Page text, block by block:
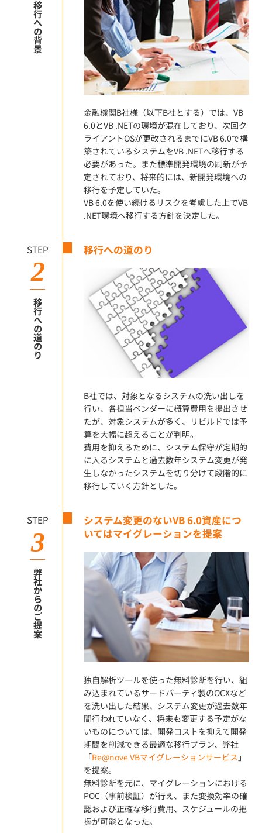
移行への背景
金融機関B社様（以下B社とする）では、VB
6.0とVB .NETの環境が混在しており、次回ク
ライアントOSが更改されるまでにVB 6.0で構
築されているシステムをVB .NETへ移行する
必要があった。また標準開発環境の刷新が予
定されており、将来的には、新開発環境への
移行を予定していた。
VB 6.0を使い続けるリスクを考慮した上でVB
.NET環境へ移行する方針を決定した。
STEP
2
移行への道のり
移行への道のり
B社では、対象となるシステムの洗い出しを
行い、各担当ベンダーに概算費用を提出させ
たが、対象システムが多く、リビルドでは予
算を大幅に超えることが判明。
費用を抑えるために、システム保守が定期的
に入るシステムと過去数年システム変更が発
生しなかったシステムを切り分けて段階的に
移行していく方針とした。
STEP
3
弊社からのご提案
システム変更のないVB 6.0資産につ
いてはマイグレーションを提案
独自解析ツールを使った無料診断を行い、組
み込まれているサードパーティ製のOCXなど
を洗い出した結果、システム変更が過去数年
間行われていなく、将来も変更する予定がな
いものについては、開発コストを抑えて開発
期間を削減できる最適な移行プラン、弊社
「Re@nove VBマイグレーションサービス 」
を提案。
無料診断を元に、マイグレーションにおける
POC（事前検証）が行え、また変換効率の確
認および正確な移行費用、スケジュールの把
握が可能となった。